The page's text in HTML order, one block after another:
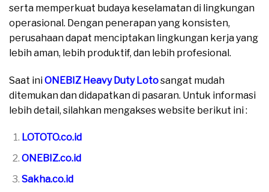
serta memperkuat budaya keselamatan di lingkungan
operasional. Dengan penerapan yang konsisten,
perusahaan dapat menciptakan lingkungan kerja yang
lebih aman, lebih produktif, dan lebih profesional.
Saat iniONEBIZ Heavy Duty Lotosangat mudah
ditemukan dan didapatkan di pasaran. Untuk informasi
lebih detail, silahkan mengakses website berikut ini :
LOTOTO.co.id
ONEBIZ.co.id
Sakha.co.id